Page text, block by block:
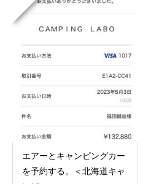
エアーとキャンピングカー
を予約する。＜北海道キャ